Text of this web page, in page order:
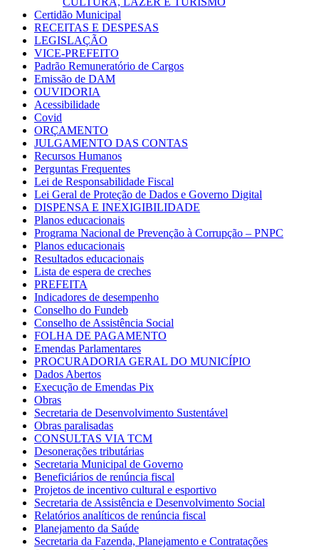
Certidão Municipal
RECEITAS E DESPESAS
LEGISLAÇÃO
VICE-PREFEITO
Padrão Remuneratório de Cargos
Emissão de DAM
OUVIDORIA
Acessibilidade
Covid
ORÇAMENTO
JULGAMENTO DAS CONTAS
Recursos Humanos
Perguntas Frequentes
Lei de Responsabilidade Fiscal
Lei Geral de Proteção de Dados e Governo Digital
DISPENSA E INEXIGIBILIDADE
Planos educacionais
Programa Nacional de Prevenção à Corrupção – PNPC
Planos educacionais
Resultados educacionais
Lista de espera de creches
PREFEITA
Indicadores de desempenho
Conselho do Fundeb
Conselho de Assistência Social
FOLHA DE PAGAMENTO
Emendas Parlamentares
PROCURADORIA GERAL DO MUNICÍPIO
Dados Abertos
Execução de Emendas Pix
Obras
Secretaria de Desenvolvimento Sustentável
Obras paralisadas
CONSULTAS VIA TCM
Desonerações tributárias
Secretaria Municipal de Governo
Beneficiários de renúncia fiscal
Projetos de incentivo cultural e esportivo
Secretaria de Assistência e Desenvolvimento Social
Relatórios analíticos de renúncia fiscal
Planejamento da Saúde
Secretaria da Fazenda, Planejamento e Contratações